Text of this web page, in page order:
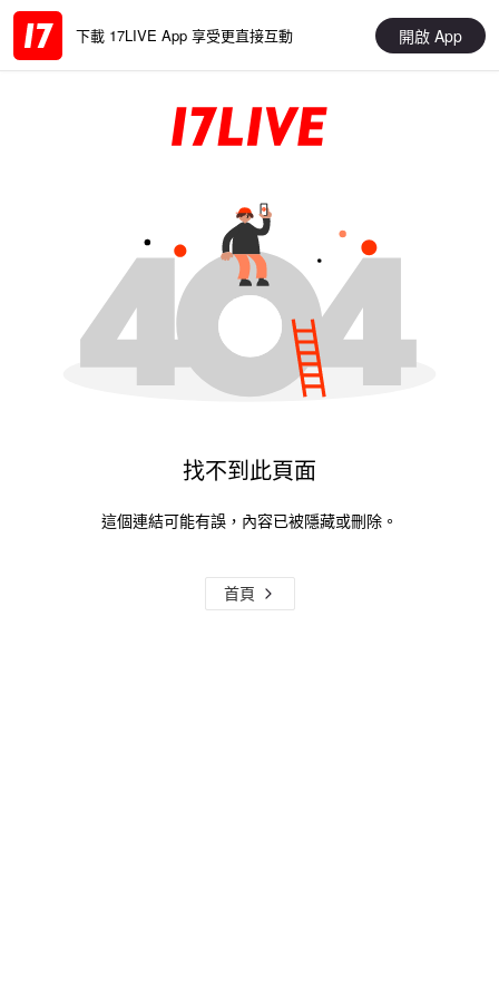
下載 17LIVE App 享受更直接互動 開啟 App
找不到此頁面
這個連結可能有誤，內容已被隱藏或刪除。
首頁